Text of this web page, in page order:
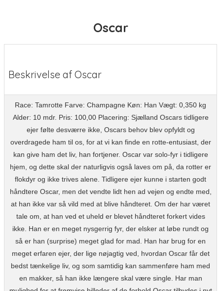
Oscar
Beskrivelse af Oscar
Race: Tamrotte Farve: Champagne Køn: Han Vægt: 0,350 kg
Alder: 10 mdr. Pris: 100,00 Placering: Sjælland Oscars tidligere
ejer følte desværre ikke, Oscars behov blev opfyldt og
overdragede ham til os, for at vi kan finde en rotte-entusiast, der
kan give ham det liv, han fortjener. Oscar var solo-fyr i tidligere
hjem, og dette skal der naturligvis også laves om på, da rotter er
flokdyr og ikke trives alene. Tidligere ejer kunne i starten godt
håndtere Oscar, men det vendte lidt hen ad vejen og endte med,
at han ikke var så vild med at blive håndteret. Om der har været
tale om, at han ved et uheld er blevet håndteret forkert vides
ikke. Han er en meget nysgerrig fyr, der elsker at løbe rundt og
så er han (surprise) meget glad for mad. Han har brug for en
meget erfaren ejer, der lige nøjagtig ved, hvordan Oscar får det
bedst tænkelige liv, og som samtidig kan sammenføre ham med
en makker, så han ikke længere skal være single. Har man